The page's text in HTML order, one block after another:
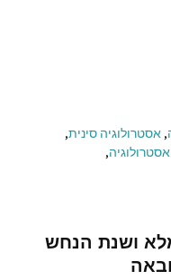
, אסטרולוגיה סינית,
אסטרולוגיה,
ושנת הנחש